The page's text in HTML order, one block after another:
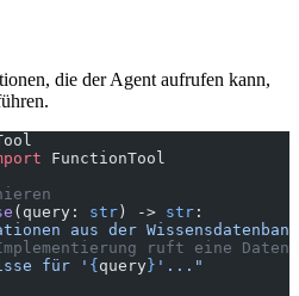
die der Agent aufrufen kann,
FunctionTool
(query: str ) -> str :
aus der
ruft eine
für ' { query } '..."